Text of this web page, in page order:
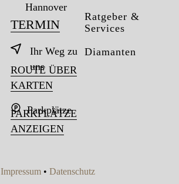
Ratgeber &
Services
Diamanten
Hannover
TERMIN
Ihr Weg zu
uns
ROUTE ÜBER
KARTEN
Parkplätze
PARKPLÄTZE
ANZEIGEN
Impressum• Datenschutz